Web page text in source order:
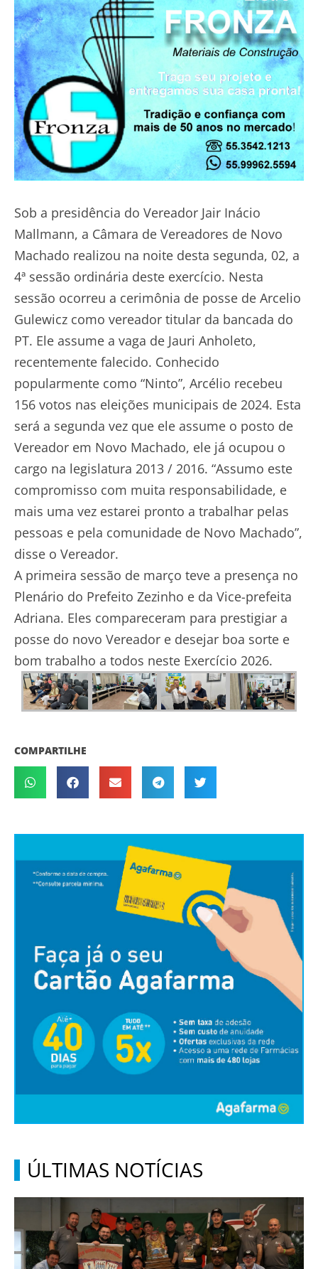
Sob a presidência do Vereador Jair Inácio
Mallmann, a Câmara de Vereadores de Novo
Machado realizou na noite desta segunda, 02, a
4ª sessão ordinária deste exercício. Nesta
sessão ocorreu a cerimônia de posse de Arcelio
Gulewicz como vereador titular da bancada do
PT. Ele assume a vaga de Jauri Anholeto,
recentemente falecido. Conhecido
popularmente como “Ninto”, Arcélio recebeu
156 votos nas eleições municipais de 2024. Esta
será a segunda vez que ele assume o posto de
Vereador em Novo Machado, ele já ocupou o
cargo na legislatura 2013 / 2016. “Assumo este
compromisso com muita responsabilidade, e
mais uma vez estarei pronto a trabalhar pelas
pessoas e pela comunidade de Novo Machado”,
disse o Vereador.
A primeira sessão de março teve a presença no
Plenário do Prefeito Zezinho e da Vice-prefeita
Adriana. Eles compareceram para prestigiar a
posse do novo Vereador e desejar boa sorte e
bom trabalho a todos neste Exercício 2026.
COMPARTILHE
ÚLTIMAS NOTÍCIAS